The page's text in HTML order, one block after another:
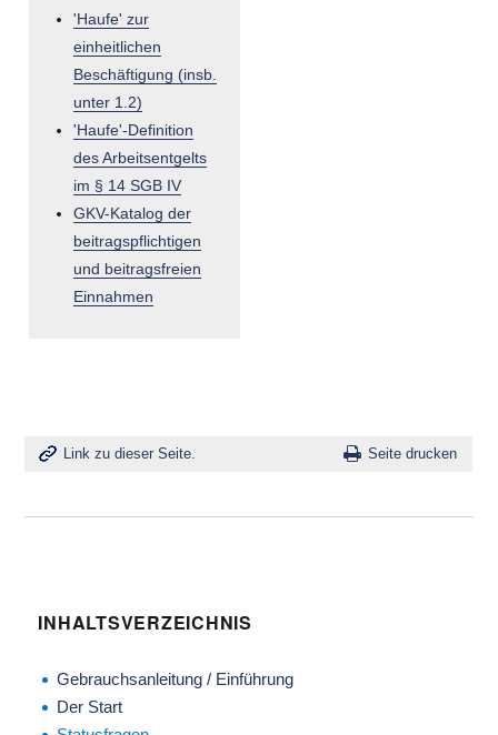
'Haufe' zur
einheitlichen
Beschäftigung (insb.
unter 1.2)
'Haufe'-Definition
des Arbeitsentgelts
im § 14 SGB IV
GKV-Katalog der
beitragspflichtigen
und beitragsfreien
Einnahmen
Link zu dieser Seite. Seite drucken
INHALTSVERZEICHNIS
Gebrauchsanleitung / Einführung
Der Start